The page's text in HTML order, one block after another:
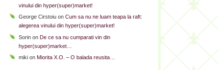
vinului din hyper(super)market!
George Cirstoiu on Cum sa nu ne luam teapa la raft:
alegerea vinului din hyper(super)market!
Sorin on De ce sa nu cumparati vin din
hyper(super)market…
miki on Miorita X.O. – O balada reusita…